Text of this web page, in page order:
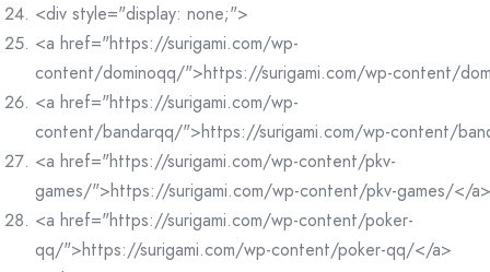
<div style="display: none;">
<a href="https://surigami.com/wp-
content/dominoqq/">https://surigami.com/wp-content/
<a href="https://surigami.com/wp-
content/bandarqq/">https://surigami.com/wp-content/
<a href="https://surigami.com/wp-content/pkv-
games/">https://surigami.com/wp-content/pkv-games/</a>
<a href="https://surigami.com/wp-content/poker-
qq/">https://surigami.com/wp-content/poker-qq/</a>